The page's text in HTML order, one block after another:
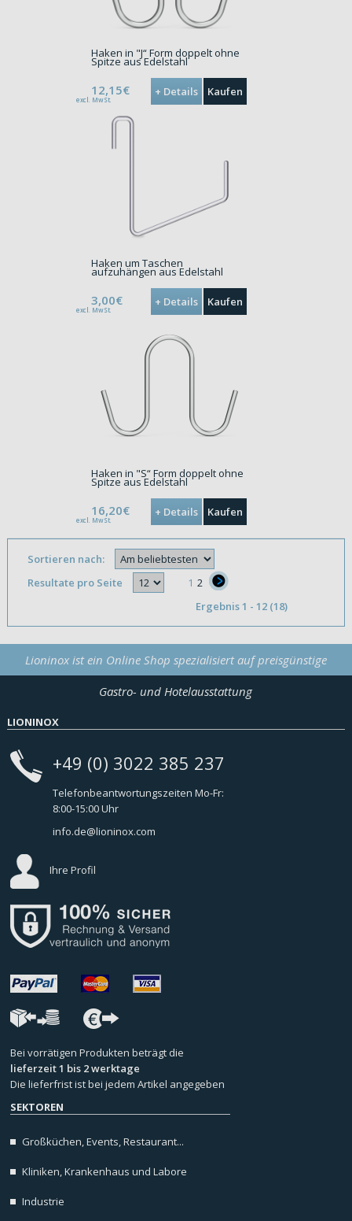
Haken in "J“ Form doppelt ohne
Spitze aus Edelstahl
12,15€
excl. MwSt.
Kaufen
+ Details
Haken um Taschen
aufzuhängen aus Edelstahl
3,00€
excl. MwSt.
Kaufen
+ Details
Haken in "S“ Form doppelt ohne
Spitze aus Edelstahl
16,20€
excl. MwSt.
Kaufen
+ Details
Sortieren nach:
Resultate pro Seite
1 2
Ergebnis 1 - 12 (18)
Lioninox ist ein Online Shop spezialisiert auf preisgünstige
Gastro- und Hotelausstattung
LIONINOX
+49 (0) 3022 385 237
Telefonbeantwortungszeiten Mo-Fr:
8:00-15:00 Uhr
info.de@lioninox.com
Ihre Profil
Bei vorrätigen Produkten beträgt die
lieferzeit 1 bis 2 werktage
Die lieferfrist ist bei jedem Artikel angegeben
SEKTOREN
Großküchen, Events, Restaurant...
Kliniken, Krankenhaus und Labore
Industrie